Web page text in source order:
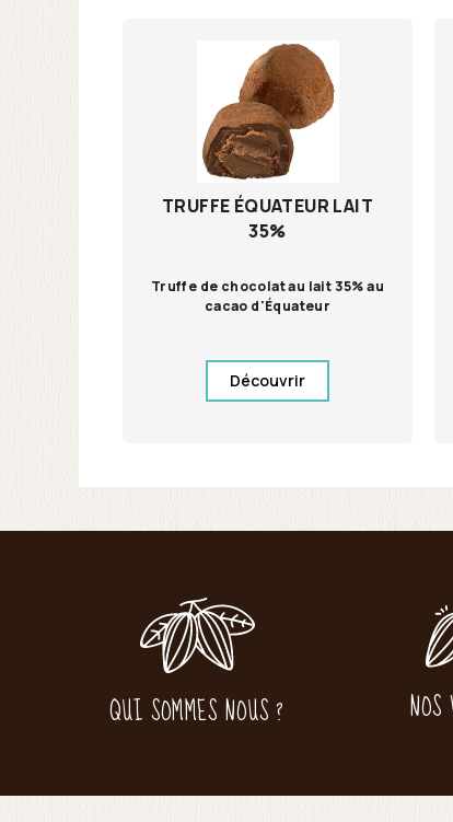
TRUFFE ÉQUATEUR LAIT
35%
Truffe de chocolat au lait 35% au
cacao d'Équateur
Découvrir
QUI SOMMES NOUS ?